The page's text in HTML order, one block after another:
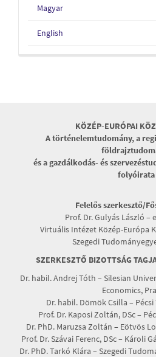
Magyar
English
KÖZÉP-EURÓPAI
A történelemtudomány, a
és a gazdálkodás- és
folyóirata
Felelős szerkesztő/
Prof. Dr. Gulyás László –
Virtuális Intézet Közép-Európa
Szegedi
SZERKESZTŐ BIZOTTSÁG
Dr. habil. Andrej Tóth – Silesian
Economics,
Dr. habil. Dömök Csilla –
Prof. Dr. Kaposi Zoltán, DSc –
Dr. PhD. Maruzsa Zoltán – Eötvös
Prof. Dr. Szávai Ferenc, DSc – Károli
Dr. PhD. Tarkó Klára – Szegedi